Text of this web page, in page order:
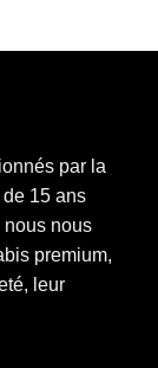
par la
15 ans
nous nous
premium,
leur